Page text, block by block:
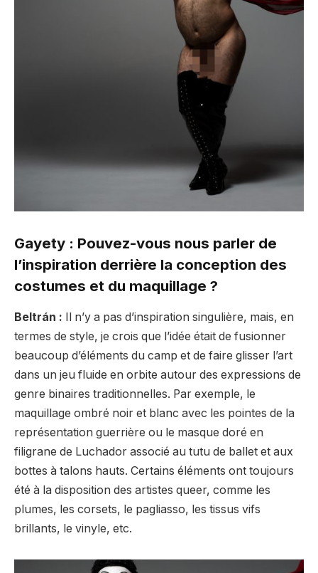
Gayety : Pouvez-vous nous parler de
l’inspiration derrière la conception des
costumes et du maquillage ?
Beltrán : Il n’y a pas d’inspiration singulière, mais, en
termes de style, je crois que l’idée était de fusionner
beaucoup d’éléments du camp et de faire glisser l’art
dans un jeu fluide en orbite autour des expressions de
genre binaires traditionnelles. Par exemple, le
maquillage ombré noir et blanc avec les pointes de la
représentation guerrière ou le masque doré en
filigrane de Luchador associé au tutu de ballet et aux
bottes à talons hauts. Certains éléments ont toujours
été à la disposition des artistes queer, comme les
plumes, les corsets, le pagliasso, les tissus vifs
brillants, le vinyle, etc.